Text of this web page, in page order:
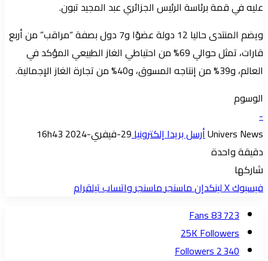
عليه في قمة برئاسة الرئيس الجزائري عبد المجيد تبون.
ويضم المنتدى حاليا 12 دولة عضوًا و7 دول بصفة “مراقب” من أربع
قارات، تمثل حوالي 69% من احتياطي الغاز الطبيعي المؤكد في
العالم، و39% من إنتاجه المسوق، و40% من تجارة الغاز الإجمالية.
الوسوم
-
Univers Newsأرسل بريدا إلكترونيا29-فيفري-2024 16h43
دقيقة واحدة
شاركها
فيسبوك‫Xلينكدإنماسنجرماسنجرواتسابتيلقرام
83 723
Fans
25KFollowers
2 340
Followers